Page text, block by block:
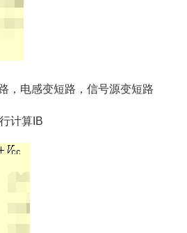
，电感变短路，信号源变短路
计算I B